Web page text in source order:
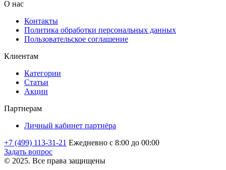
О нас
Контакты
Политика обработки персональных данных
Пользовательское соглашение
Клиентам
Категории
Статьи
Акции
Партнерам
Личный кабинет партнёра
+7 (499) 113-31-21 Ежедневно с 8:00 до 00:00
Задать вопрос
© 2025. Все права защищены